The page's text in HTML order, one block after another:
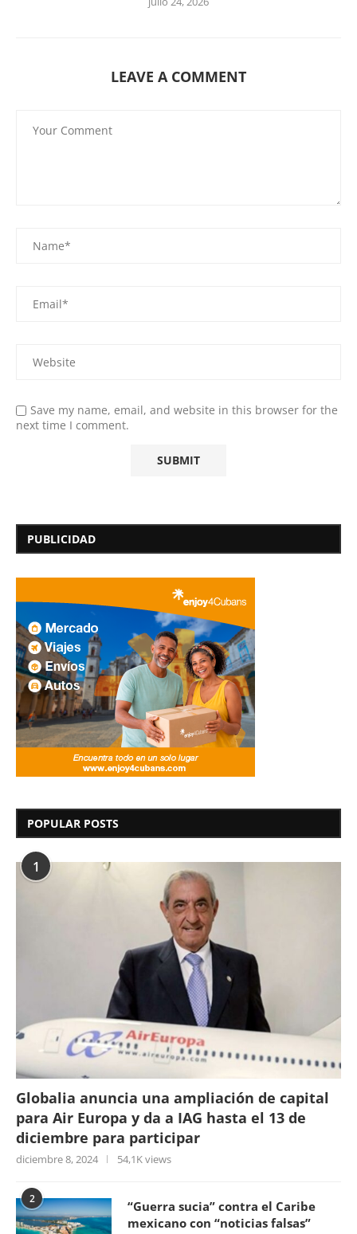
LEAVE A COMMENT
Save my name, email, and website in this browser for the
next time I comment.
PUBLICIDAD
POPULAR POSTS
1
Globalia anuncia una ampliación de capital
para Air Europa y da a IAG hasta el 13 de
diciembre para participar
diciembre 8, 2024 54,1K views
2
“Guerra sucia” contra el Caribe
mexicano con “noticias falsas”